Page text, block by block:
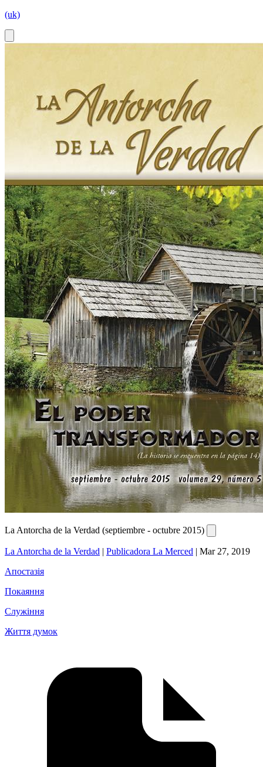
(uk)
La Antorcha de la Verdad (septiembre - octubre 2015)
La Antorcha de la Verdad | Publicadora La Merced | Mar 27, 2019
Апостазія
Покаяння
Служіння
Життя думок